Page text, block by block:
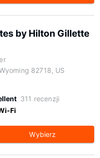
by Hilton Gillette
82718, US
311 recenzji
Fi
Wybierz